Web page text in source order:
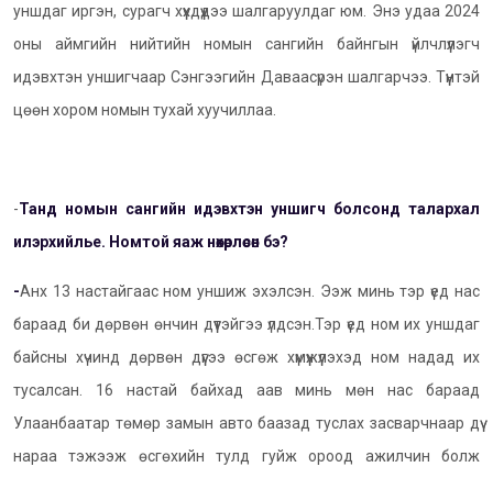
уншдаг иргэн, сурагч хүүхдүүдээ шалгаруулдаг юм. Энэ удаа 2024
оны аймгийн нийтийн номын сангийн байнгын үйлчлүүлэгч
идэвхтэн уншигчаар Сэнгээгийн Даваасүрэн шалгарчээ. Түүнтэй
цөөн хором номын тухай хуучиллаа.
-Танд номын сангийн идэвхтэн уншигч болсонд талархал
илэрхийлье. Номтой яаж нөхөрлөсөн бэ?
-Анх 13 настайгаас ном уншиж эхэлсэн. Ээж минь тэр үед нас
бараад би дөрвөн өнчин дүүтэйгээ үлдсэн.Тэр үед ном их уншдаг
байсны хүчинд дөрвөн дүүгээ өсгөж хүмүүжүүлэхэд ном надад их
тусалсан. 16 настай байхад аав минь мөн нас бараад
Улаанбаатар төмөр замын авто баазад туслах засварчнаар дүү
нараа тэжээж өсгөхийн тулд гуйж ороод ажилчин болж